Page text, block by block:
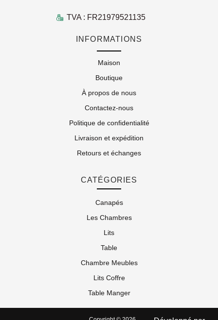
TVA : FR21979521135
INFORMATIONS
Maison
Boutique
À propos de nous
Contactez-nous
Politique de confidentialité
Livraison et expédition
Retours et échanges
CATÉGORIES
Canapés
Les Chambres
Lits
Table
Chambre Meubles
Lits Coffre
Table Manger